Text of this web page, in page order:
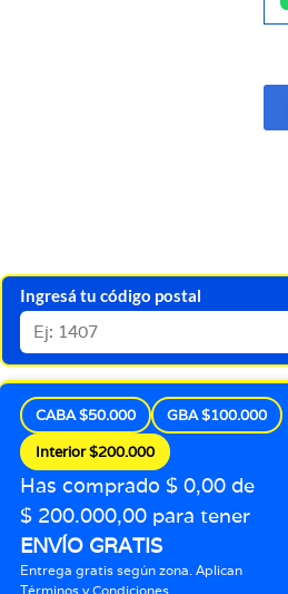
Ingresá tu código postal
CABA $50.000
GBA $100.000
Interior $200.000
Has comprado $ 0,00 de
$ 200.000,00 para tener
ENVÍO GRATIS
Entrega gratis según zona. Aplican
Términos y Condiciones.